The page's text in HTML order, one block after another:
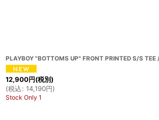
PLAYBOY "BOTTOMS UP" FRONT PRINTED S/S TEE
12,900円(税別)
(税込: 14,190円)
Stock Only 1